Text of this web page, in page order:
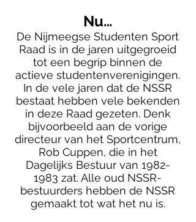
Nu…
De Nijmeegse Studenten Sport
Raad is in de jaren uitgegroeid
tot een begrip binnen de
actieve studentenverenigingen.
In de vele jaren dat de NSSR
bestaat hebben vele bekenden
in deze Raad gezeten. Denk
bijvoorbeeld aan de vorige
directeur van het Sportcentrum,
Rob Cuppen, die in het
Dagelijks Bestuur van 1982-
1983 zat. Alle oud NSSR-
bestuurders hebben de NSSR
gemaakt tot wat het nu is.